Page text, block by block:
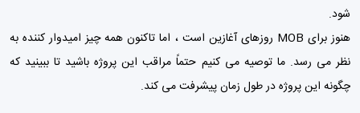
شود.
هنوز برای MOB روزهای آغازین است ، اما تاکنون همه چیز امیدوار کننده به
نظر می رسد. ما توصیه می کنیم حتماً مراقب این پروژه باشید تا ببینید که
چگونه این پروژه در طول زمان پیشرفت می کند.